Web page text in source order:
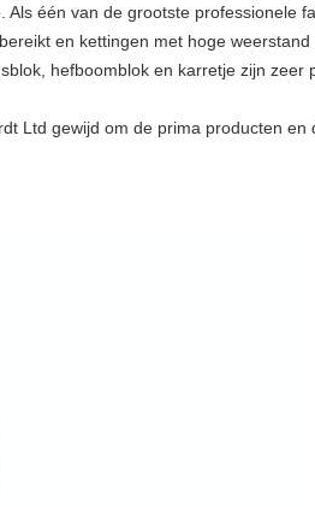
één van de grootste professionele
en kettingen met hoge
hefboomblok en karretje zijn
Ltd gewijd om de prima producten